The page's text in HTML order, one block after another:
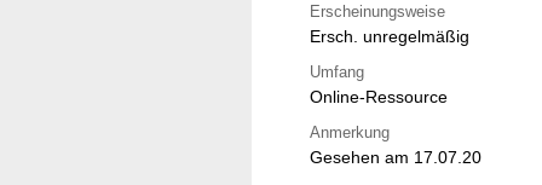
Erscheinungsweise
Ersch. unregelmäßig
Umfang
Online-Ressource
Anmerkung
Gesehen am 17.07.20